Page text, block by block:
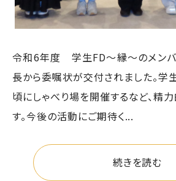
令和6年度 学生FD～縁～のメン
長から委嘱状が交付されました。学
頃にしゃべり場を開催するなど、精
す。今後の活動にご期待く...
続きを読む